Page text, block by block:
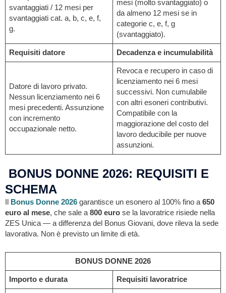
svantaggiati / 12 mesi per
svantaggiati cat. a, b, c, e, f,
g.
mesi (molto svantaggiato) o
da almeno 12 mesi se in
categorie c, e, f, g
(svantaggiato).
Requisiti datore Decadenza e incumulabilità
Datore di lavoro privato.
Nessun licenziamento nei 6
mesi precedenti. Assunzione
con incremento
occupazionale netto.
Revoca e recupero in caso di
licenziamento nei 6 mesi
successivi. Non cumulabile
con altri esoneri contributivi.
Compatibile con la
maggiorazione del costo del
lavoro deducibile per nuove
assunzioni.
BONUS DONNE 2026: REQUISITI E
SCHEMA
Bonus Donne 2026 garantisce un esonero al 100% fino a 650
euro al mese, che sale a 800 euro se la lavoratrice risiede nella
ZES Unica — a differenza del Bonus Giovani, dove rileva la sede
lavorativa. Non è previsto un limite di età.
BONUS DONNE 2026
Importo e durata Requisiti lavoratrice